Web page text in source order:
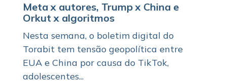
Meta x autores, Trump x China e
Orkut x algoritmos
Nesta semana, o boletim digital do
Torabit tem tensão geopolítica entre
EUA e China por causa do TikTok,
adolescentes...